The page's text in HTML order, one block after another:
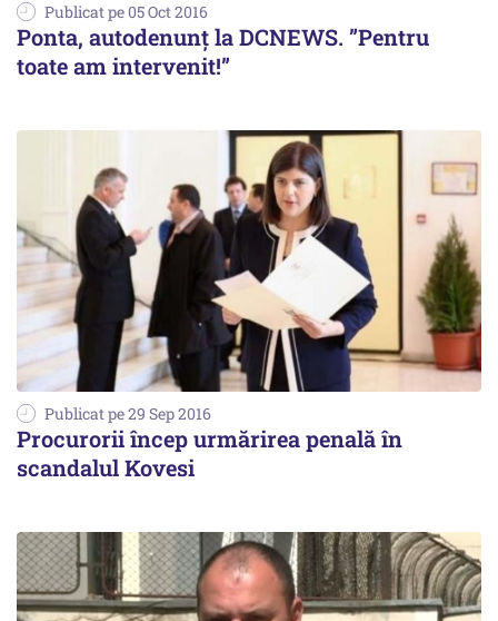
Publicat pe 05 Oct 2016
Ponta, autodenunț la DCNEWS. ”Pentru
toate am intervenit!”
Publicat pe 29 Sep 2016
Procurorii încep urmărirea penală în
scandalul Kovesi